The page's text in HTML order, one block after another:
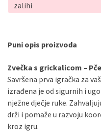
zalihi
Puni opis proizvoda
Zvečka s grickalicom –
Savršena prva igračka za
izrađena je od sigurnih i
nježne dječje ruke.
drži i pomaže u razvoju
kroz igru.